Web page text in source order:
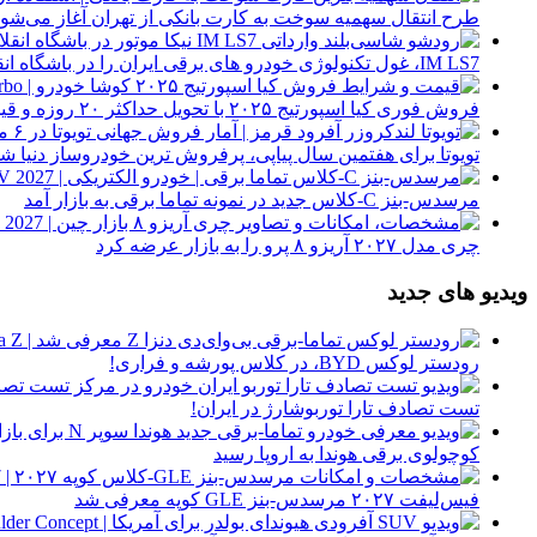
طرح انتقال سهمیه سوخت به کارت بانکی از تهران آغاز
IM LS7، غول تکنولوژی خودرو های برقی ایران را در باشگاه انقلاب ببینید
فروش فوری کیا اسپورتیج ۲۰۲۵ با تحویل حداکثر ۲۰ روزه و قیمت قطعی
تویوتا برای هفتمین سال پیاپی، پرفروش ترین خودروساز دنیا
مرسدس-بنز C-کلاس جدید در نمونه تماما برقی به بازار آمد
چری مدل ۲۰۲۷ آریزو ۸ پرو را به بازار عرضه کرد
ویدیو های جدید
رودستر لوکس BYD، در کلاس پورشه و فراری!
تست تصادف تارا توربوشارژ در ایران!
کوچولوی برقی هوندا به اروپا رسید
فیس‌لیفت ۲۰۲۷ مرسدس-بنز GLE کوپه معرفی شد